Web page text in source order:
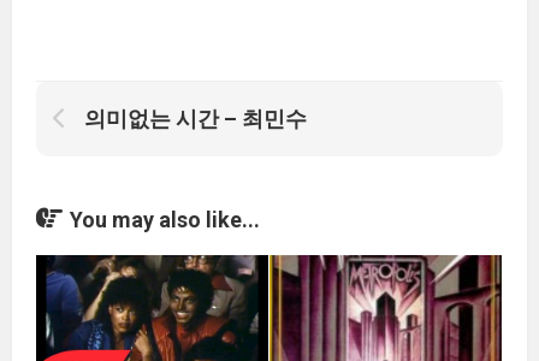
의미없는 시간 – 최민수
You may also like...